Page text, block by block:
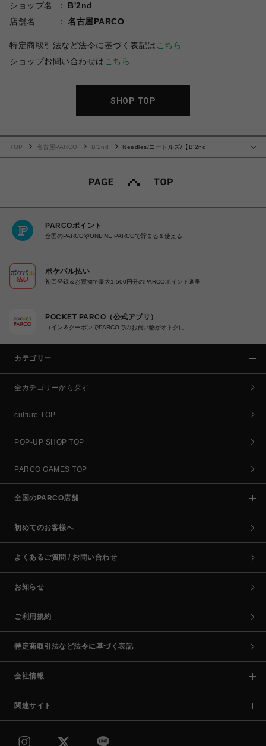
ショップ名
B'2nd
店舗名
名古屋PARCO
特定商取引法など法令に基づく表記は こちら
ショップお問い合わせは こちら
SHOP TOP
…
TOP 名古屋PARCO B'2nd
Needles/ニードルズ/【B'2nd
PARCOポイント
全国のPARCOやONLINE PARCOで貯まる＆使える
ポケパル払い
初回登録＆お買物で最大1,500円分のPARCOポイント進呈
POCKET PARCO（公式アプリ）
コイン＆クーポンでPARCOでのお買い物がオトクに
カテゴリー
全カテゴリーから探す
culture TOP
POP-UP SHOP TOP
PARCO GAMES TOP
全国のPARCO店舗
初めてのお客様へ
よくあるご質問 / お問い合わせ
お知らせ
ご利用規約
特定商取引法など法令に基づく表記
会社情報
関連サイト